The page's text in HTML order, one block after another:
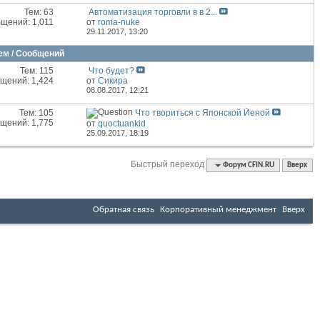
Тем: 63
1,011
Автоматизация торговли в в 2...
отroma-nuke
29.11.2017, 13:20
/ Сообщений
Тем: 115
1,424
Что будет?
отСикира
08.08.2017, 12:21
Тем: 105
1,775
Что твориться с Японской Йеной
отquoctuankid
25.09.2017, 18:19
Быстрый переход Форум CFIN.RU Вверх
Обратная связь Корпоративный менеджмент Вверх